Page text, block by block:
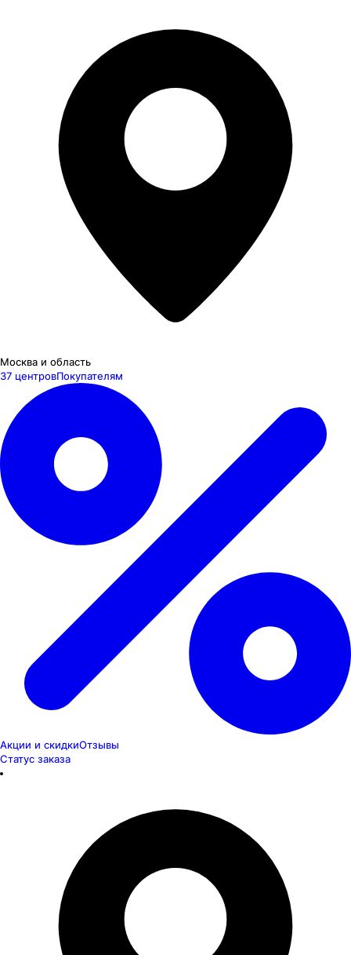
Москва и область
37 центровПокупателям
Акции и скидкиОтзывы
Статус заказа